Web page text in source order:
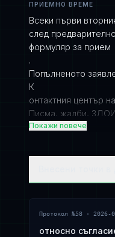
ПРИЕМНО ВРЕМЕ
Всеки първи
след
формуляр за прием
.
Попълненото
К
онтактния център
Писма, жалби,
)
Центъра за
Покажи повече
Протокол №58 · 2026-
относно